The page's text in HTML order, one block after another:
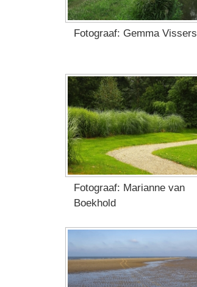
Fotograaf: Gemma Vissers
Fotograaf: Marianne van
Boekhold